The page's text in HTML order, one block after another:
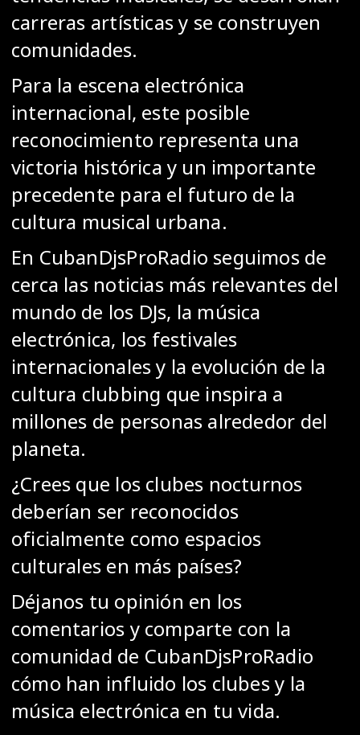
carreras artísticas y se construyen
comunidades.
Para la escena electrónica
internacional, este posible
reconocimiento representa una
victoria histórica y un importante
precedente para el futuro de la
cultura musical urbana.
En CubanDjsProRadio seguimos de
cerca las noticias más relevantes del
mundo de los DJs, la música
electrónica, los festivales
internacionales y la evolución de la
cultura clubbing que inspira a
millones de personas alrededor del
planeta.
¿Crees que los clubes nocturnos
deberían ser reconocidos
oficialmente como espacios
culturales en más países?
Déjanos tu opinión en los
comentarios y comparte con la
comunidad de CubanDjsProRadio
cómo han influido los clubes y la
música electrónica en tu vida.